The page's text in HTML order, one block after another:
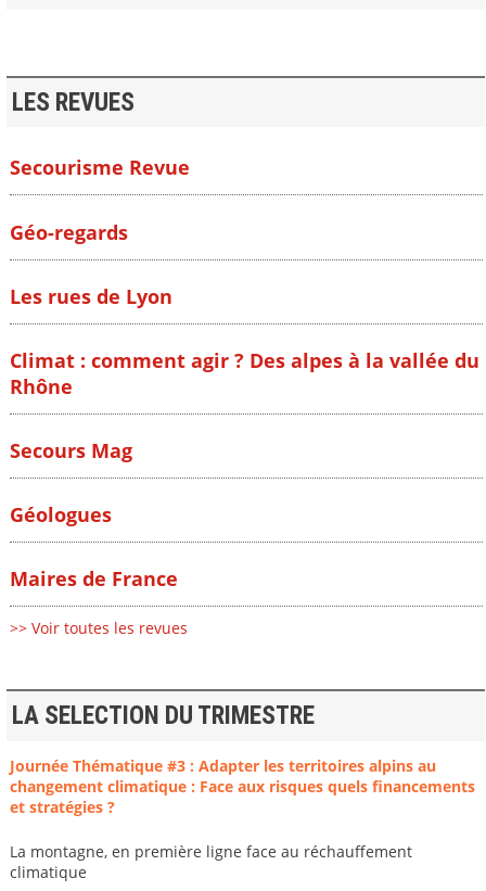
LES REVUES
Secourisme Revue
Géo-regards
Les rues de Lyon
Climat : comment agir ? Des alpes à la vallée du
Rhône
Secours Mag
Géologues
Maires de France
>> Voir toutes les revues
LA SELECTION DU TRIMESTRE
Journée Thématique #3 : Adapter les territoires alpins au
changement climatique : Face aux risques quels financements
et stratégies ?
La montagne, en première ligne face au réchauffement
climatique